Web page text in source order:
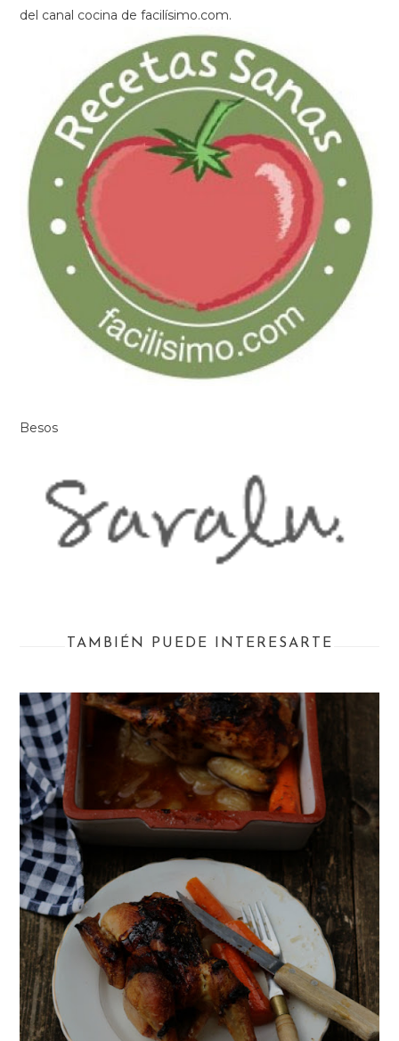
del canal cocina de facilísimo.com.
Besos
TAMBIÉN PUEDE INTERESARTE